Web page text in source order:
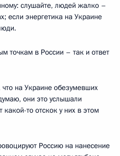
слушайте, людей жалко –
если энергетика на Украине
точкам в России – так и ответ
на Украине обезумевших
они это услышали
то отскок у них в этом
Россию на нанесение